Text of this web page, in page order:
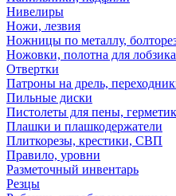
Нивелиры
Ножи, лезвия
Ножницы по металлу,
Ножовки, полотна для лобзика
Отвертки
Патроны на дрель,
Пильные диски
Пистолеты для пены,
Плашки и плашкодержатели
Плиткорезы, крестики, СВП
Правило, уровни
Разметочный инвентарь
Резцы